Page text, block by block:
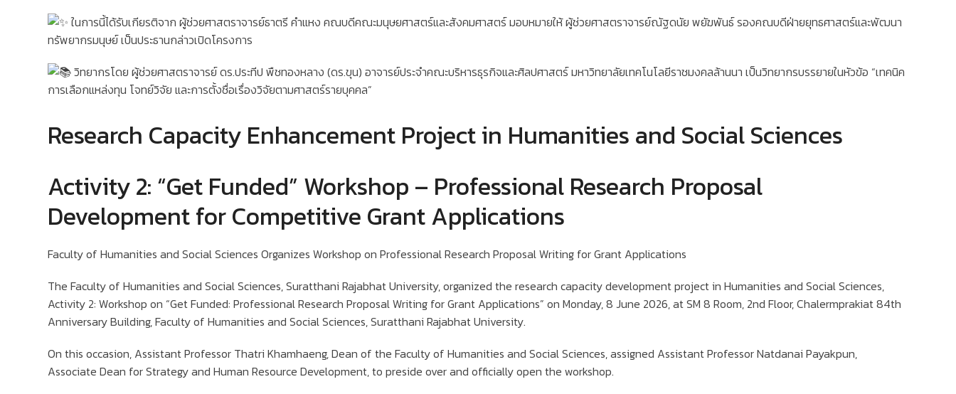
ในการนี้ได้รับเกียรติจาก ผู้ช่วยศาสตราจารย์ธาตรี คำแหง คณบดีคณะมนุษยศาสตร์และสังคมศาสตร์ มอบหมายให้ ผู้ช่วยศาสตราจารย์ณัฐดนัย พยัฆพันธ์ รองคณบดีฝ่ายยุทธศาสตร์และพัฒนา
ทรัพยากรมนุษย์ เป็นประธานกล่าวเปิดโครงการ
วิทยากรโดย ผู้ช่วยศาสตราจารย์ ดร.ประทีป พืชทองหลาง (ดร.ขุน) อาจารย์ประจำคณะบริหารธุรกิจและศิลปศาสตร์ มหาวิทยาลัยเทคโนโลยีราชมงคลล้านนา เป็นวิทยากรบรรยายในหัวข้อ “เทคนิค
การเลือกแหล่งทุน โจทย์วิจัย และการตั้งชื่อเรื่องวิจัยตามศาสตร์รายบุคคล”
Research Capacity Enhancement Project in Humanities and Social Sciences
Activity 2: “Get Funded” Workshop – Professional Research Proposal
Development for Competitive Grant Applications
Faculty of Humanities and Social Sciences Organizes Workshop on Professional Research Proposal Writing for Grant Applications
The Faculty of Humanities and Social Sciences, Suratthani Rajabhat University, organized the research capacity development project in Humanities and Social Sciences,
Activity 2: Workshop on “Get Funded: Professional Research Proposal Writing for Grant Applications” on Monday, 8 June 2026, at SM 8 Room, 2nd Floor, Chalermprakiat 84th
Anniversary Building, Faculty of Humanities and Social Sciences, Suratthani Rajabhat University.
On this occasion, Assistant Professor Thatri Khamhaeng, Dean of the Faculty of Humanities and Social Sciences, assigned Assistant Professor Natdanai Payakpun,
Associate Dean for Strategy and Human Resource Development, to preside over and officially open the workshop.